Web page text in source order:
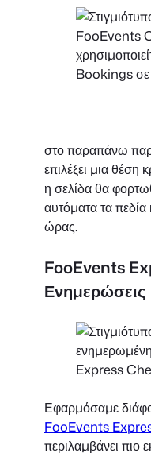
στο παραπάνω
επιλέξει μια θέση
η σελίδα θα
αυτόματα τα
ώρας.
FooEvents
Ενημερώσεις
Εφαρμόσαμε
FooEvents
περιλαμβάνει πιο